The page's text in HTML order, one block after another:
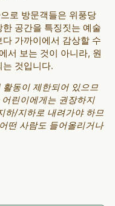
로 방문객들은 위풍당
공간을 특징짓는 예술
가까이에서 감상할 수
서 보는 것이 아니라, 원
것입니다.
동이 제한되어 있으므
린이에게는 권장하지
하/지하로 내려가야 하므
떤 사람도 들어올리거나